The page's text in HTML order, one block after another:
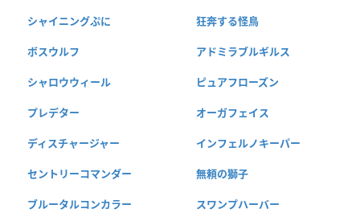
シャイニングぷに 狂奔する怪鳥
ボスウルフ アドミラブルギルス
シャロウウィール ピュアフローズン
プレデター オーガフェイス
ディスチャージャー インフェルノキーパー
セントリーコマンダー 無頼の獅子
ブルータルコンカラー スワンプハーバー